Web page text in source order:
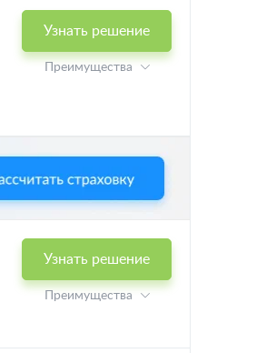
Узнать решение
Преимущества
Узнать решение
Преимущества